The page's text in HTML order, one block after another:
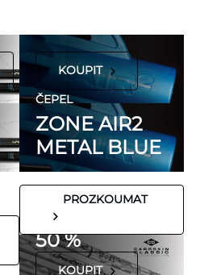
KOUPIT
ČEPEL
ZONE AIR2
METAL BLUE
PROZKOUMAT
FLORBALOVÉ HOLE
UNIHOC
CARBSKIN
SE SLEVOU
50 %
KOUPIT
hypoalergenní,
neobsahují latex
ani přírodní
kaučuk. Obsahují
minimum
potenciálně
nežádoucích látek,
které mohou
vyvolat alergické
reakce. Pokud ale
víte, že máte velmi